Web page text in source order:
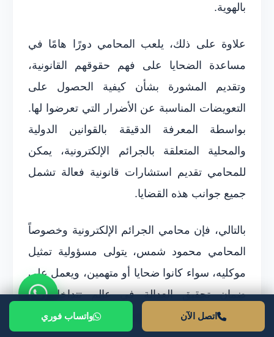
بالهوية.
علاوة على ذلك، يلعب المحامي دورًا هامًا في
مساعدة الضحايا على فهم حقوقهم القانونية،
وتقديم المشورة بشأن كيفية الحصول على
التعويضات المناسبة عن الأضرار التي تعرضوا لها.
بواسطة المعرفة الدقيقة بالقوانين الدولية
والمحلية المتعلقة بالجرائم الإلكترونية، يمكن
للمحامي تقديم استشارات قانونية فعالة تشمل
جميع جوانب هذه القضايا.
بالتالي، فإن محامي الجرائم الإلكترونية وخصوصاً
المحامي محمود شمس، يتولى مسؤولية تمثيل
موكليه، سواء كانوا ضحايا أو متهمين، ويعمل على
ضمان تحقيق العدالة في عالم تتداخل فيه
التكنولوجيا والقانون بوتيرة متسارعة.
اتصل الآن واتساب فوري